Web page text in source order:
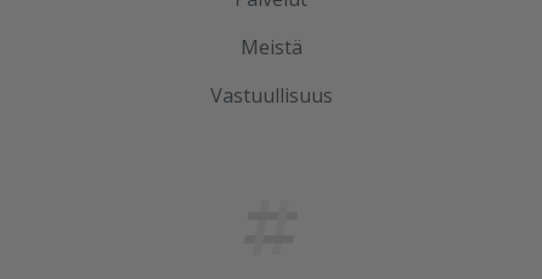
Meistä
Vastuullisuus